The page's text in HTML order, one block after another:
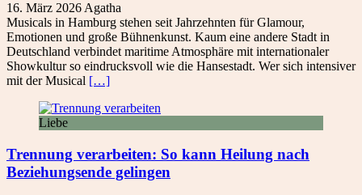
16. März 2026 Agatha
Musicals in Hamburg stehen seit Jahrzehnten für Glamour,
Emotionen und große Bühnenkunst. Kaum eine andere Stadt in
Deutschland verbindet maritime Atmosphäre mit internationaler
Showkultur so eindrucksvoll wie die Hansestadt. Wer sich intensiver
mit der Musical […]
Liebe
Trennung verarbeiten: So kann Heilung nach
Beziehungsende gelingen